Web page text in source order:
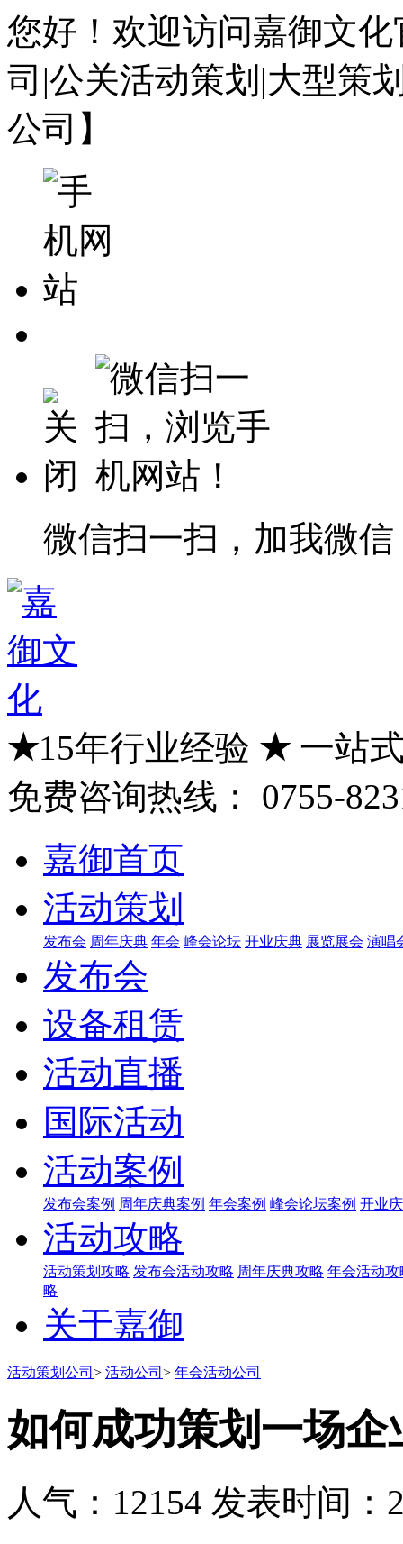
您好！欢迎访问嘉御文
司|公关活动策划|大型策
公司】
微信扫一扫，加我微信
★15年行业经验 ★一站
免费咨询热线：
0755-
嘉御首页
活动策划
发布会 周年庆典 年会 峰会论坛 开业庆典 展览展会 演唱
发布会
设备租赁
活动直播
国际活动
活动案例
发布会案例 周年庆典案例 年会案例 峰会论坛案例 开业
活动攻略
活动策划攻略 发布会活动攻略 周年庆典攻略 年会活动攻
略
关于嘉御
活动策划公司 > 活动公司 > 年会活动公司
如何成功策划一场企
人气：12154 发表时间：